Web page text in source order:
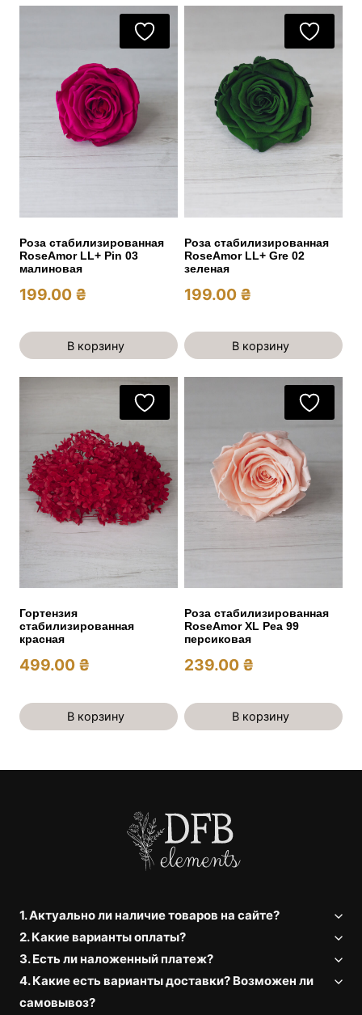
Роза стабилизированная
RoseAmor LL+ Pin 03
малиновая
199.00 ₴
В корзину
Роза стабилизированная
RoseAmor LL+ Gre 02
зеленая
199.00 ₴
В корзину
Гортензия
стабилизированная
красная
499.00 ₴
В корзину
Роза стабилизированная
RoseAmor XL Pea 99
персиковая
239.00 ₴
В корзину
1. Актуально ли наличие товаров на сайте?
2. Какие варианты оплаты?
3. Есть ли наложенный платеж?
4. Какие есть варианты доставки? Возможен ли
самовывоз?